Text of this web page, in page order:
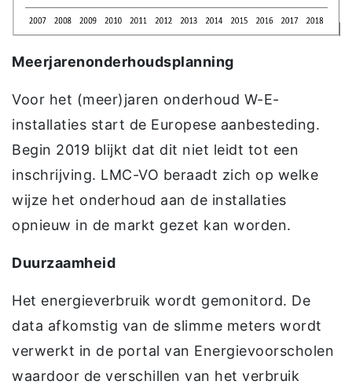
Meerjarenonderhoudsplanning
Voor het (meer)jaren onderhoud W-E-
installaties start de Europese aanbesteding.
Begin 2019 blijkt dat dit niet leidt tot een
inschrijving. LMC-VO beraadt zich op welke
wijze het onderhoud aan de installaties
opnieuw in de markt gezet kan worden.
Duurzaamheid
Het energieverbruik wordt gemonitord. De
data afkomstig van de slimme meters wordt
verwerkt in de portal van Energievoorscholen
waardoor de verschillen van het verbruik